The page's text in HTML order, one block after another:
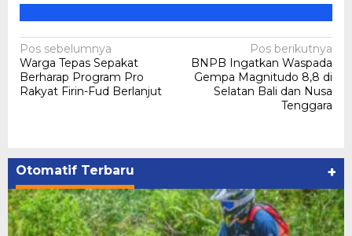
Navigasi
pos
Pos sebelumnya
Warga Tepas Sepakat
Berharap Program Pro
Rakyat Firin-Fud Berlanjut
Pos berikutnya
BNPB Ingatkan Waspada
Gempa Magnitudo 8,8 di
Selatan Bali dan Nusa
Tenggara
Otomatif Terbaru +